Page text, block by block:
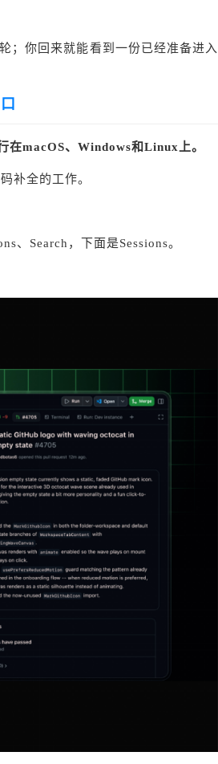
你回来就能看到一份已经准备进入
在macOS、Windows和Linux上。
补全的工作。
、Search，下面是Sessions。